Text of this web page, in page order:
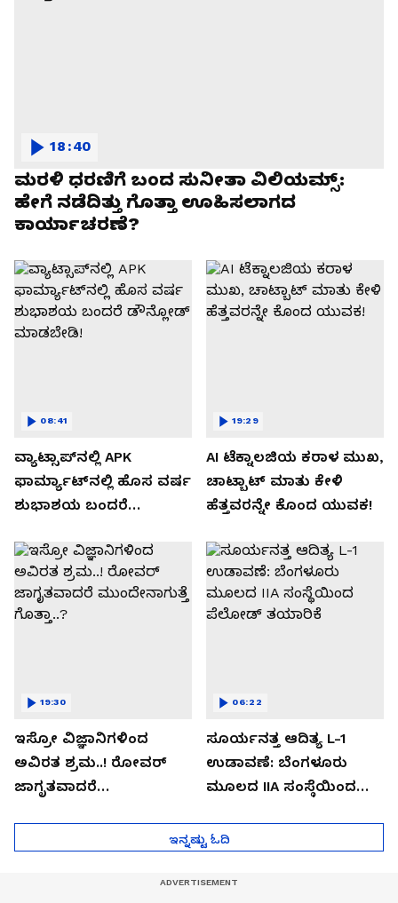
ಮರಳಿ ಧರಣಿಗೆ ಬಂದ ಸುನೀತಾ ವಿಲಿಯಮ್ಸ್:
ಹೇಗೆ ನಡೆದಿತ್ತು ಗೊತ್ತಾ ಊಹಿಸಲಾಗದ
ಕಾರ್ಯಾಚರಣೆ?
18:40
ವ್ಯಾಟ್ಸಾಪ್‌ನಲ್ಲಿ APK
ಫಾರ್ಮ್ಯಾಟ್‌ನಲ್ಲಿ ಹೊಸ ವರ್ಷ
ಶುಭಾಶಯ ಬಂದರೆ
08:41
AI ಟೆಕ್ನಾಲಜಿಯ ಕರಾಳ ಮುಖ,
ಚಾಟ್ಬಾಟ್ ಮಾತು ಕೇಳಿ
ಹೆತ್ತವರನ್ನೇ ಕೊಂದ ಯುವಕ!
19:29
ಇಸ್ರೋ ವಿಜ್ಞಾನಿಗಳಿಂದ
ಅವಿರತ ಶ್ರಮ..! ರೋವರ್
ಜಾಗೃತವಾದರೆ
19:30
ಸೂರ್ಯನತ್ತ ಆದಿತ್ಯ L-1
ಉಡಾವಣೆ: ಬೆಂಗಳೂರು
ಮೂಲದ IIA ಸಂಸ್ಥೆಯಿಂದ
06:22
ಇನ್ನಷ್ಟು ಓದಿ